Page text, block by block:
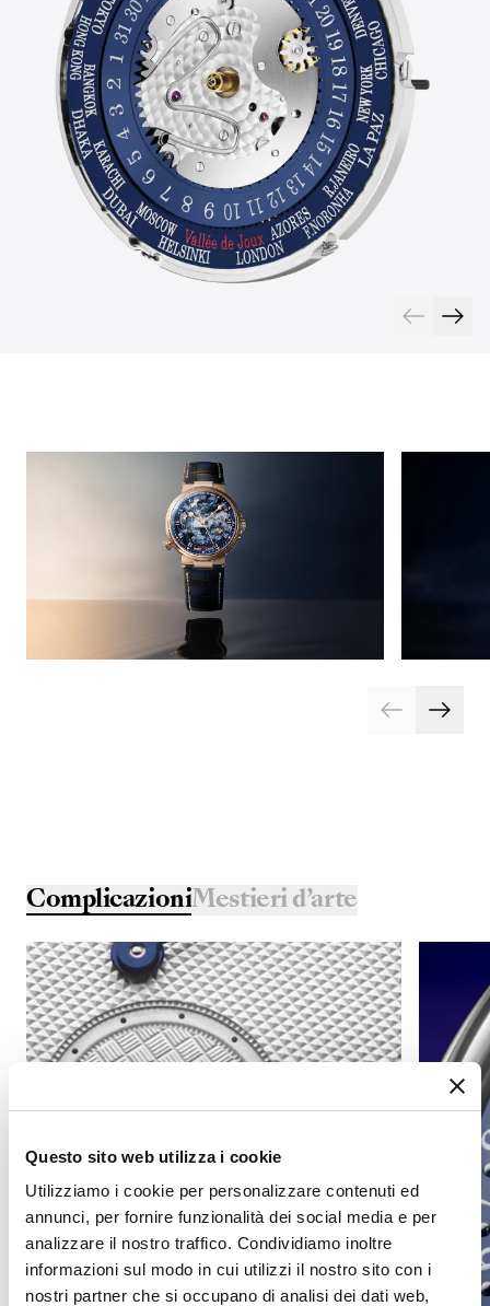
Questo sito web utilizza i cookie
Utilizziamo i cookie per personalizzare contenuti ed
annunci, per fornire funzionalità dei social media e per
analizzare il nostro traffico. Condividiamo inoltre
informazioni sul modo in cui utilizzi il nostro sito con i
nostri partner che si occupano di analisi dei dati web,
ComplicazioniMestieri d’arte